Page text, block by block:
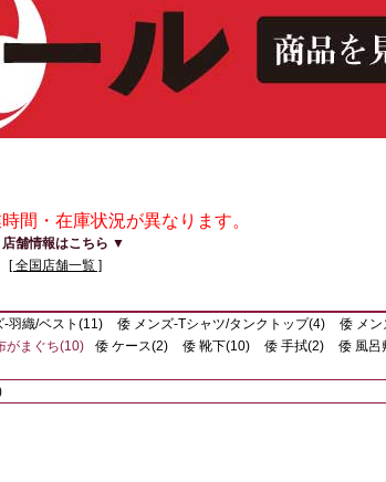
間・在庫状況が異なります。
舗情報はこちら ▼
[ 全国店舗一覧 ]
-羽織/ベスト(11) 倭 メンズ-Tシャツ/タンクトップ(4)
倭 メ
がまぐち(10) 倭 ケース(2) 倭 靴下(10) 倭 手拭(2) 倭 風呂